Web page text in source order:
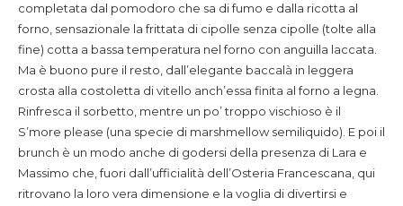
completata dal pomodoro che sa di fumo e dalla ricotta al
forno, sensazionale la frittata di cipolle senza cipolle (tolte alla
fine) cotta a bassa temperatura nel forno con anguilla laccata.
Ma è buono pure il resto, dall’elegante baccalà in leggera
crosta alla costoletta di vitello anch’essa finita al forno a legna.
Rinfresca il sorbetto, mentre un po’ troppo vischioso è il
S’more please (una specie di marshmellow semiliquido). E poi il
brunch è un modo anche di godersi della presenza di Lara e
Massimo che, fuori dall’ufficialità dell’Osteria Francescana, qui
ritrovano la loro vera dimensione e la voglia di divertirsi e